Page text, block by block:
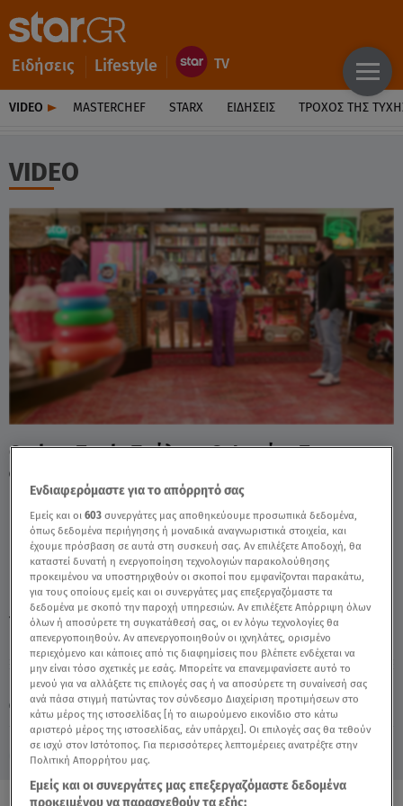
Ειδήσεις Lifestyle
VIDEO MASTERCHEF STARX ΕΙΔΉΣΕΙΣ ΤΡΟΧΌΣ ΤΗΣ
VIDEO
Κυριακή 9 Αυγούστου 2026
14.05.26, 18:21 MEDIA
Cash or Trash: Πούλησε Ο Φουάντ Το
Φινιστρίνι Που Έφερε; - Video
TAGS: CASH OR TRASH CASH OR TRASH ΦΟΥΑΝΤ
Ενδιαφερόμαστε για το απόρρητό σας
Εμείς και οι603 συνεργάτες μας αποθηκεύουμε προσωπικά δεδομένα,
όπως δεδομένα περιήγησης ή μοναδικά αναγνωριστικά στοιχεία, και
έχουμε πρόσβαση σε αυτά στη συσκευή σας. Αν επιλέξετε Αποδοχή, θα
καταστεί δυνατή η ενεργοποίηση τεχνολογιών παρακολούθησης
προκειμένου να υποστηριχθούν οι σκοποί που εμφανίζονται παρακάτω,
για τους οποίους εμείς και οι συνεργάτες μας επεξεργαζόμαστε τα
δεδομένα με σκοπό την παροχή υπηρεσιών. Αν επιλέξετε Απόρριψη όλων
όλων ή αποσύρετε τη συγκατάθεσή σας, οι εν λόγω τεχνολογίες θα
απενεργοποιηθούν. Αν απενεργοποιηθούν οι ιχνηλάτες, ορισμένο
περιεχόμενο και κάποιες από τις διαφημίσεις που βλέπετε ενδέχεται να
μην είναι τόσο σχετικές με εσάς. Μπορείτε να επανεμφανίσετε αυτό το
μενού για να αλλάξετε τις επιλογές σας ή να αποσύρετε τη συναίνεσή σας
ανά πάσα στιγμή πατώντας τον σύνδεσμο Διαχείριση προτιμήσεων στο
κάτω μέρος της ιστοσελίδας [ή το αιωρούμενο εικονίδιο στο κάτω
αριστερό μέρος της ιστοσελίδας, εάν υπάρχει]. Οι επιλογές σας θα τεθούν
σε ισχύ στον Ιστότοπος. Για περισσότερες λεπτομέρειες ανατρέξτε στην
Πολιτική Απορρήτου μας.
Εμείς και οι συνεργάτες μας επεξεργαζόμαστε δεδομένα
προκειμένου να παρασχεθούν τα εξής: